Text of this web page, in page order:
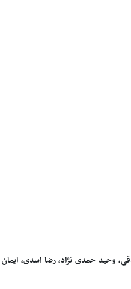
وحید حمدی نژاد، رضا اسدی،